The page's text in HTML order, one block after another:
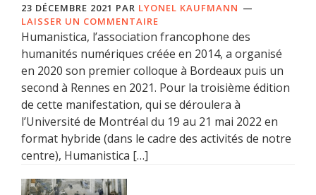
23 DÉCEMBRE 2021 PAR LYONEL KAUFMANN
LAISSER UN COMMENTAIRE
Humanistica, l’association francophone des
humanités numériques créée en 2014, a organisé
en 2020 son premier colloque à Bordeaux puis un
second à Rennes en 2021. Pour la troisième édition
de cette manifestation, qui se déroulera à
l’Université de Montréal du 19 au 21 mai 2022 en
format hybride (dans le cadre des activités de notre
centre), Humanistica […]